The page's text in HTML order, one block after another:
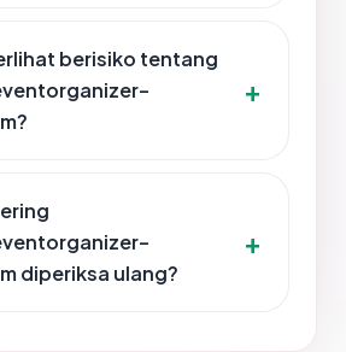
berisiko tentang
diperiksa ulang?